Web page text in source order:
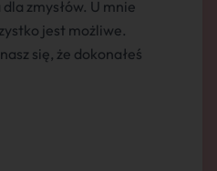
zmysłów. U mnie
jest możliwe.
się, że dokonałeś